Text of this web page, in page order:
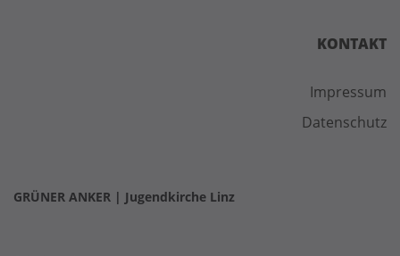
KONTAKT
Impressum
Datenschutz
GRÜNER ANKER | Jugendkirche Linz